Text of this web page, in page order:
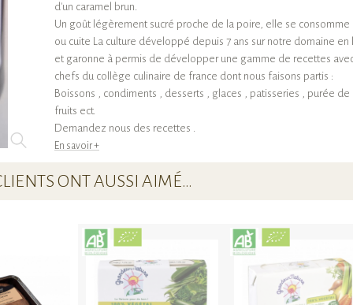
d'un caramel brun.
Un goût légèrement sucré proche de la poire, elle se consomme
ou cuite La culture développé depuis 7 ans sur notre domaine en
et garonne à permis de développer une gamme de recettes
chefs du collège culinaire de france dont nous faisons partis :
Boissons , condiments , desserts , glaces , patisseries , purée de
fruits ect.
Demandez nous des recettes .
En savoir +
ONT AUSSI AIMÉ…